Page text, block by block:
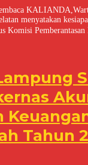
menyatakan
Komisi
Tahun